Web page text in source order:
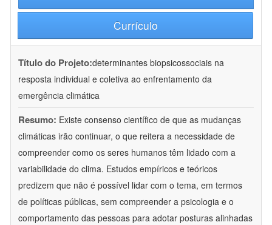
Currículo
Título do Projeto:determinantes biopsicossociais na
resposta individual e coletiva ao enfrentamento da
emergência climática
Resumo: Existe consenso científico de que as mudanças
climáticas irão continuar, o que reitera a necessidade de
compreender como os seres humanos têm lidado com a
variabilidade do clima. Estudos empíricos e teóricos
predizem que não é possível lidar com o tema, em termos
de políticas públicas, sem compreender a psicologia e o
comportamento das pessoas para adotar posturas alinhadas